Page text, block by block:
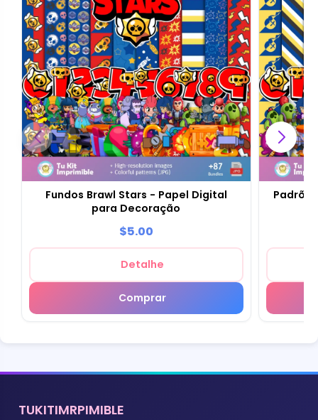
Fundos Brawl Stars - Papel Digital
para Decoração
$5.00
Detalhe
Comprar
TUKITIMRPIMIBLE